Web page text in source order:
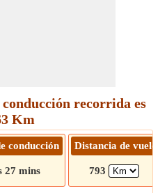
recorrida es
Km
conducción
27 mins
Distancia de vuelo
793